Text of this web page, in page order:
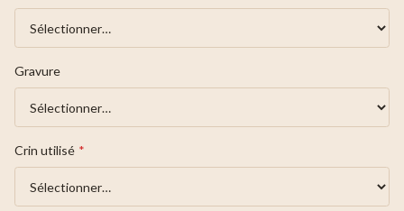
Gravure
Crin utilisé *